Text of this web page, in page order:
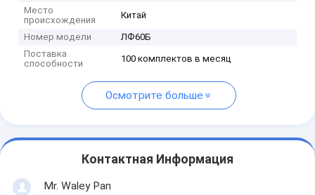
Место
происхождения
Китай
Номер модели
ЛФ60Б
Поставка
способности
100 комплектов в месяц
Осмотрите больше
Контактная Информация
Mr. Waley Pan